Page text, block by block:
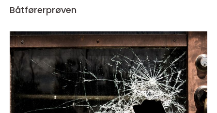
Båtførerprøven